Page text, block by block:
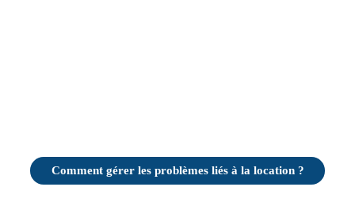
Comment gérer les problèmes liés à la location ?